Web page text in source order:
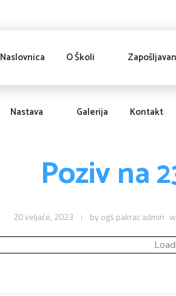
Naslovnica O Školi
Nastava Galerija Kontakt
Poziv na
20 veljače, 2023 by ogš pakrac admin